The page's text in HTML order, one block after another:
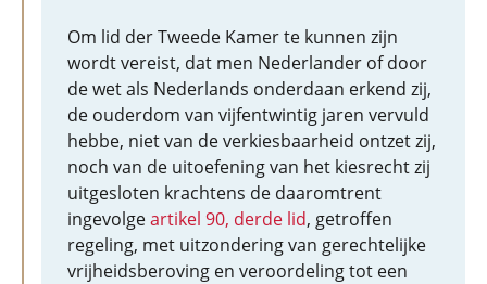
Om lid der Tweede Kamer te kunnen zijn
wordt vereist, dat men Nederlander of door
de wet als Nederlands onderdaan erkend zij,
de ouderdom van vijfentwintig jaren vervuld
hebbe, niet van de verkiesbaarheid ontzet zij,
noch van de uitoefening van het kiesrecht zij
uitgesloten krachtens de daaromtrent
ingevolgeartikel 90, derde lid, getroffen
regeling, met uitzondering van gerechtelijke
vrijheidsberoving en veroordeling tot een